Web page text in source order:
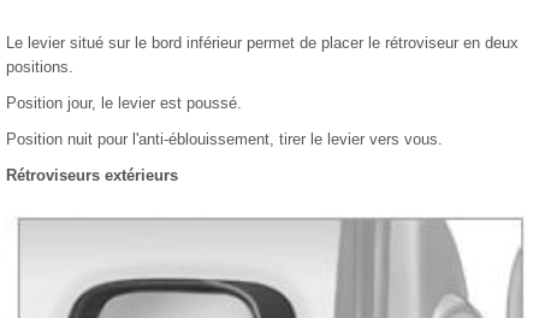
Le levier situé sur le bord inférieur permet de placer le rétroviseur en deux
positions.
Position jour, le levier est poussé.
Position nuit pour l'anti-éblouissement, tirer le levier vers vous.
Rétroviseurs extérieurs